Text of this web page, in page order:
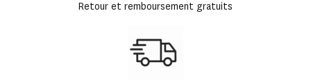
Retour et remboursement gratuits